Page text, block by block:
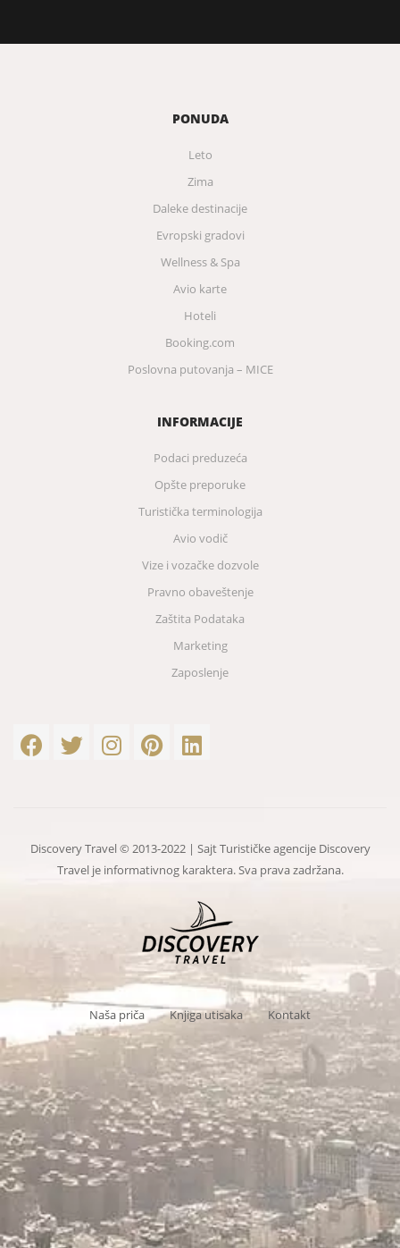
PONUDA
Leto
Zima
Daleke destinacije
Evropski gradovi
Wellness & Spa
Avio karte
Hoteli
Booking.com
Poslovna putovanja – MICE
INFORMACIJE
Podaci preduzeća
Opšte preporuke
Turistička terminologija
Avio vodič
Vize i vozačke dozvole
Pravno obaveštenje
Zaštita Podataka
Marketing
Zaposlenje
Discovery Travel © 2013-2022 | Sajt Turističke agencije Discovery
Travel je informativnog karaktera. Sva prava zadržana.
Naša priča Knjiga utisaka Kontakt